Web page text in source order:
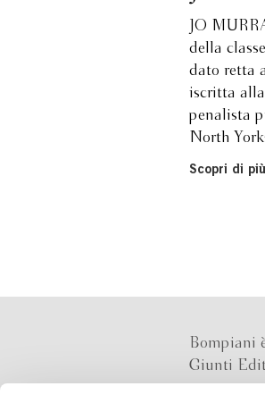
JO
della
dato retta
iscritta
penalista
North
Scopri di più
Bompiani
Giunti